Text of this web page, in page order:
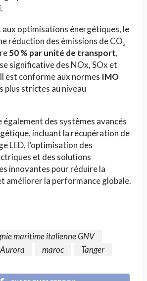
aux optimisations énergétiques, le
réduction des émissions de CO₂
50 % par unité de transport,
significative des NOx, SOx et
est conforme aux normes IMO
plus strictes au niveau
également des systèmes avancés
incluant la récupération de
LED, l’optimisation des
et des solutions
innovantes pour réduire la
améliorer la performance globale.
maritime italienne GNV
maroc Tanger